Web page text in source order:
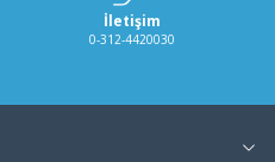
İletişim
0-312-4420030